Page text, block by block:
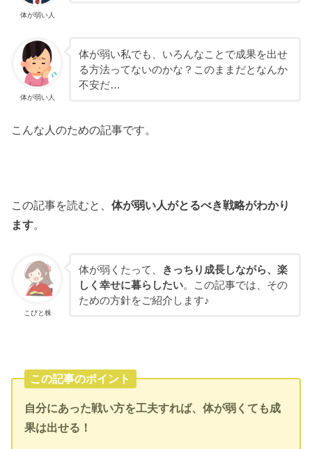
体が弱い人
体が弱い人
体が弱い私でも、いろんなことで成果を出せ
る方法ってないのかな？このままだとなんか
不安だ…
こんな人のための記事です。
この記事を読むと、体が弱い人がとるべき戦略がわかり
ます。
こびと株
体が弱くたって、
きっちり成長しながら、楽
しく幸せに暮らしたい。この記事では、その
ための方針をご紹介します♪
この記事のポイント
自分にあった戦い方を工夫すれば、体が弱くても成
果は出せる！